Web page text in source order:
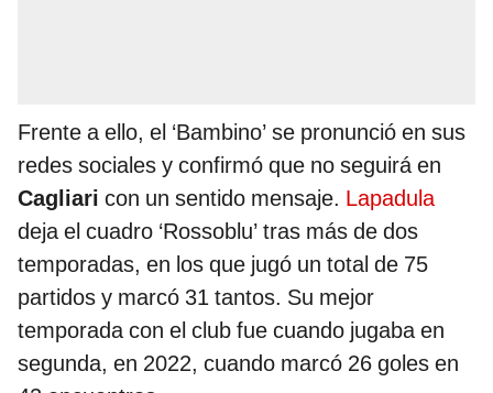
Frente a ello, el ‘Bambino’ se pronunció en sus
redes sociales y confirmó que no seguirá en
Cagliari con un sentido mensaje. Lapadula
deja el cuadro ‘Rossoblu’ tras más de dos
temporadas, en los que jugó un total de 75
partidos y marcó 31 tantos. Su mejor
temporada con el club fue cuando jugaba en
segunda, en 2022, cuando marcó 26 goles en